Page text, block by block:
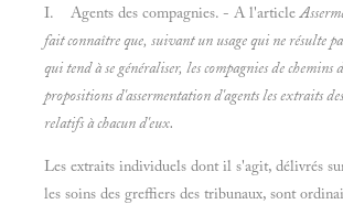
I. Agents des compagnies. - A l'article
fait connaître que, suivant un usage qui ne résulte
qui tend à se généraliser, les compagnies de chemins
propositions d'assermentation d'agents les extraits
relatifs à chacun d'eux.
Les extraits individuels dont il s'agit, délivrés
les soins des greffiers des tribunaux, sont